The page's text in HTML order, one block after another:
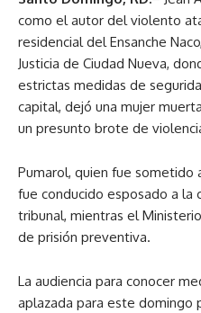
como el autor del violento
residencial del Ensanche
Justicia de Ciudad Nueva,
estrictas medidas de
capital, dejó una mujer
un presunto brote de
Pumarol, quien fue sometido
fue conducido esposado a la
tribunal, mientras el
de prisión preventiva.
La audiencia para conocer
aplazada para este domingo